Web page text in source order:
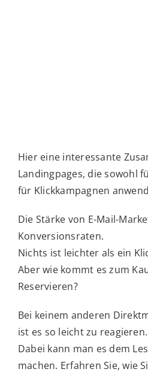
Hier eine interessante
Landingpages, die sowohl
für Klickkampagnen
Die Stärke von E-Mail-
Konversionsraten.
Nichts ist leichter als ein
Aber wie kommt es zum
Reservieren?
Bei keinem anderen
ist es so leicht zu reagieren.
Dabei kann man es dem
machen. Erfahren Sie, wie